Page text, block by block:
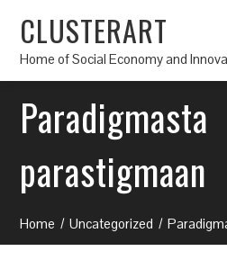
CLUSTERART
Home of Social Economy and
Paradigmasta
parastigmaan
Home Uncategorized